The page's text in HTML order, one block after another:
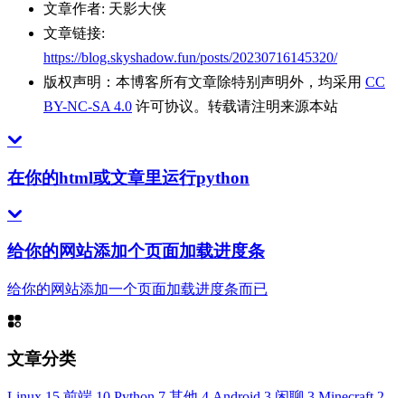
文章作者: 天影大侠
文章链接:
https://blog.skyshadow.fun/posts/20230716145320/
版权声明： 本博客所有文章除特别声明外，均采用 CC
BY-NC-SA 4.0 许可协议。转载请注明来源本站
在你的html或文章里运行python
给你的网站添加个页面加载进度条
给你的网站添加一个页面加载进度条而已
文章分类